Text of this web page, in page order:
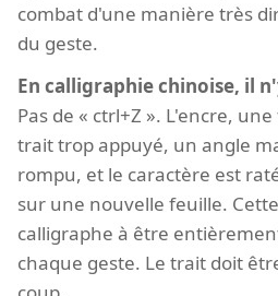
combat d'une manière très
du geste.
En calligraphie chinoise, il
Pas de « ctrl+Z ». L'encre,
trait trop appuyé, un angle
rompu, et le caractère est
sur une nouvelle feuille.
calligraphe à être
chaque geste. Le trait doit